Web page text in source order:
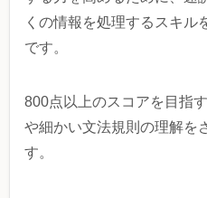
くの情報を処理するスキル
です。
800点以上のスコアを目指
や細かい文法規則の理解を
す。